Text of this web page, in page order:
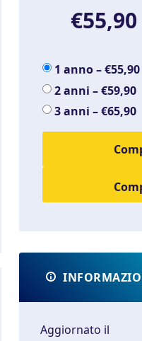
€55,90
1 anno–€55,90
2 anni –€59,90
3 anni –€65,90
Aggiornato il